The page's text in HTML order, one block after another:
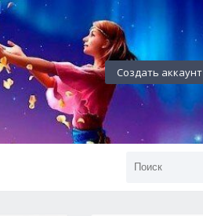
Создать аккаунт